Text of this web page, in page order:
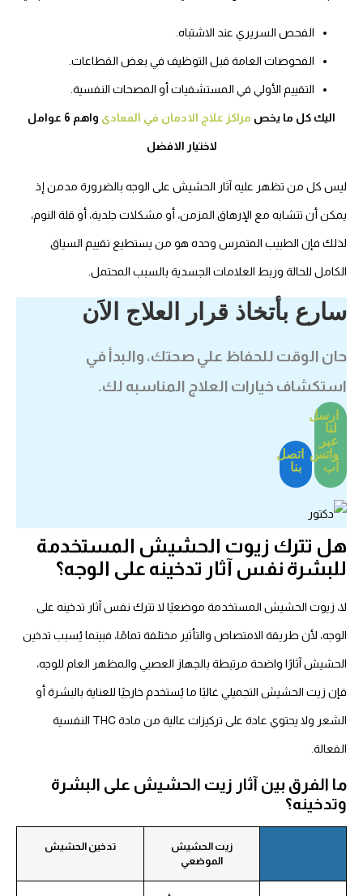
الفحص السريري عند الاشتباه.
الفحوصات العامة قبل التوظيف في بعض القطاعات.
التقييم الأولي في المستشفيات أو المصحات النفسية.
اليك كل ما يخصمراكز علاج الادمان في المعادى واهم 6 عوامل
لاختيار الافضل
كل من تظهر عليه آثار الحشيش على الوجه بالضرورة مدمن إذ
أن تتشابه مع الإرهاق المزمن، أو مشكلات جلدية، أو قلة النوم،
فإن الطبيب المتمرس وحده هو من يستطيع تقييم السياق
للحالة وربط العلامات الجسدية بالسبب المحتمل.
بأتخاذ قرار العلاج الاَن
الوقت للحفاظ علي صحتك، والبدأ في
خيارات العلاج المناسبه لك.
ارسل
واتس
اتصل
تترك زيوت الحشيش المستخدمة
نفس آثار تدخينه على الوجه؟
زيوت الحشيش المستخدمة موضعيًا لا تترك نفس آثار تدخينه على
لأن طريقة الامتصاص والتأثير مختلفة تمامًا، فبينما يُسبب تدخين
آثارًا واضحة مرتبطة بالجهاز العصبي والمظهر العام للوجه،
زيت الحشيش التجميلي غالبًا ما يُستخدم خارجيًا للعناية بالبشرة أو
الشعر ولا يحتوي عادة على تركيزات عالية من مادة THC النفسية
الفرق بين آثار زيت الحشيش على البشرة
زيت الحشيش
الموضعي
تدخين الحشيش